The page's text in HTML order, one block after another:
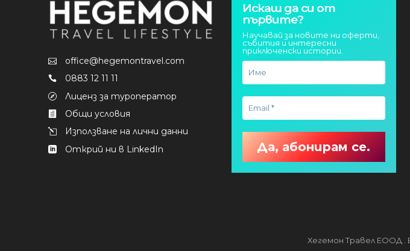
office@hegemontravel.com
0883 12 11 11
Лиценз за туроператор
Общи условия
Използване на лични данни
Открий ни в LinkedIn
Искаш да си от
първите?
Научавай за новите ни оферти,
събития и интересни
приключенски истории.
Хегемон Травел ЕООД .